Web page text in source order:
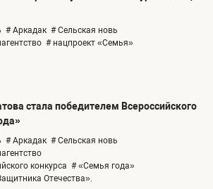
# Аркадак # Сельская новь
# нацпроект «Семья»
стала победителем Всероссийского
# Аркадак # Сельская новь
конкурса # «Семья года»
Отечества».